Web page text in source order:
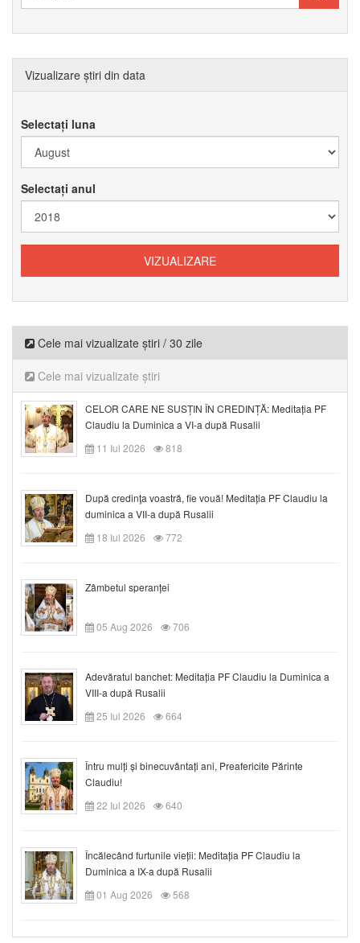
Vizualizare știri din data
Selectați luna
Selectați anul
Cele mai vizualizate știri / 30 zile
Cele mai vizualizate știri
CELOR CARE NE SUSȚIN ÎN CREDINȚĂ: Meditația PF
Claudiu la Duminica a VI-a după Rusalii
11 Iul 2026
818
După credinţa voastră, fie vouă! Meditația PF Claudiu la
duminica a VII-a după Rusalii
18 Iul 2026
772
Zâmbetul speranței
05 Aug 2026 706
Adevăratul banchet: Meditația PF Claudiu la Duminica a
VIII-a după Rusalii
25 Iul 2026
664
Întru mulți și binecuvântați ani, Preafericite Părinte
Claudiu!
22 Iul 2026
640
Încălecând furtunile vieții: Meditația PF Claudiu la
Duminica a IX-a după Rusalii
01 Aug 2026
568